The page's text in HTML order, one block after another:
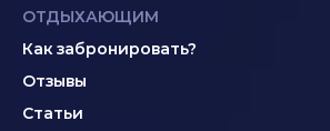
ОТДЫХАЮЩИМ
Как забронировать?
Отзывы
Статьи